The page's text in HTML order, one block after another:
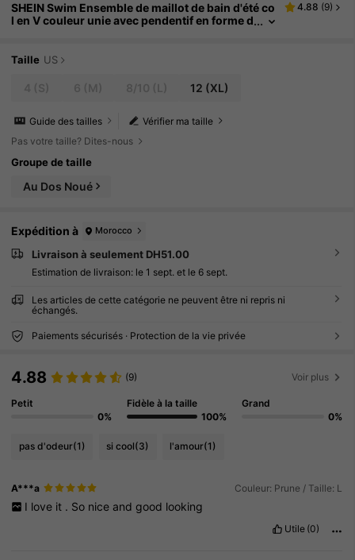
SHEIN Swim Ensemble de maillot de bain d'été co
l en V couleur unie avec pendentif en forme d
4.88 (9)
Taille US
12 (XL)
Vérifier ma taille
Guide des tailles
Pas votre taille? Dites-nous
Groupe de taille
Au Dos Noué
Expédition à Morocco
Livraison à seulement DH51.00
Estimation de livraison: le 1 sept. et le 6 sept.
Les articles de cette catégorie ne peuvent être ni repris ni
échangés.
Paiements sécurisés · Protection de la vie privée
4.88 (9) Voir plus
Petit
0%
Fidèle à la taille
100%
Grand
0%
pas d'odeur(1) si cool(3) l'amour(1)
A***a Couleur: Prune / Taille: L
I love it . So nice and good looking
Utile (0)